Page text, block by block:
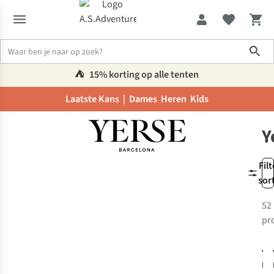
⛺️ 15% korting op alle tenten
Laatste Kans | Dames Heren Kids
52